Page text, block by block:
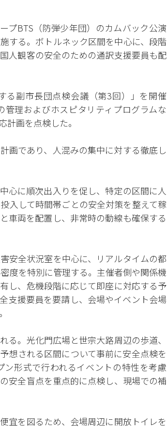
プBTS（防弾少年団）のカムバック公演
する。ボトルネック区間を中心に、段階
人観客の安全のための通訳支援要員も配
る副市長団点検会議（第3回）」を開催
理およびホスピタリティプログラムな
画を点検した。
画であり、人混みの集中に対する徹底し
心に順次出入りを促し、特定の区間に人
入して時間帯ごとの安全対策を整えて稼
車両を配置し、非常時の動線も確保する
安全状況室を中心に、リアルタイムの都
度を特別に管理する。主催者側や関係機
し、危機段階に応じて即座に対応する予
支援要員を要請し、会場やイベント会場
。光化門広場と世宗大路周辺の歩道、
想される区間について事前に安全点検を
形式で行われるイベントの特性を考慮
安全盲点を重点的に点検し、現場での補
宜を図るため、会場周辺に開放トイレを